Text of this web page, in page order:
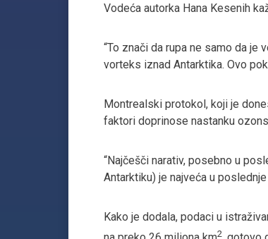
Vodeća autorka Hana Kesenih
“To znači da rupa ne samo da je
vorteks iznad Antarktika. Ovo
Montrealski protokol, koji je
faktori doprinose nastanku
“Najčešči narativ, posebno u
Antarktiku) je najveća u
Kako je dodala, podaci u
2